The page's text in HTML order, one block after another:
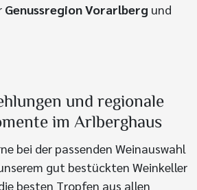
Genussregion Vorarlberg und
und regionale
im Arlberghaus
bei der passenden Weinauswahl
gut bestückten Weinkeller
besten Tropfen aus allen